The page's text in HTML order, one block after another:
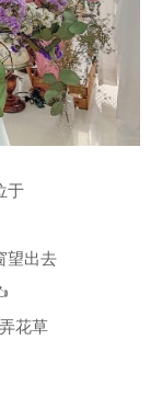
于
望出去
花草